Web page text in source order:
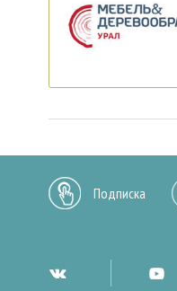
Подписка